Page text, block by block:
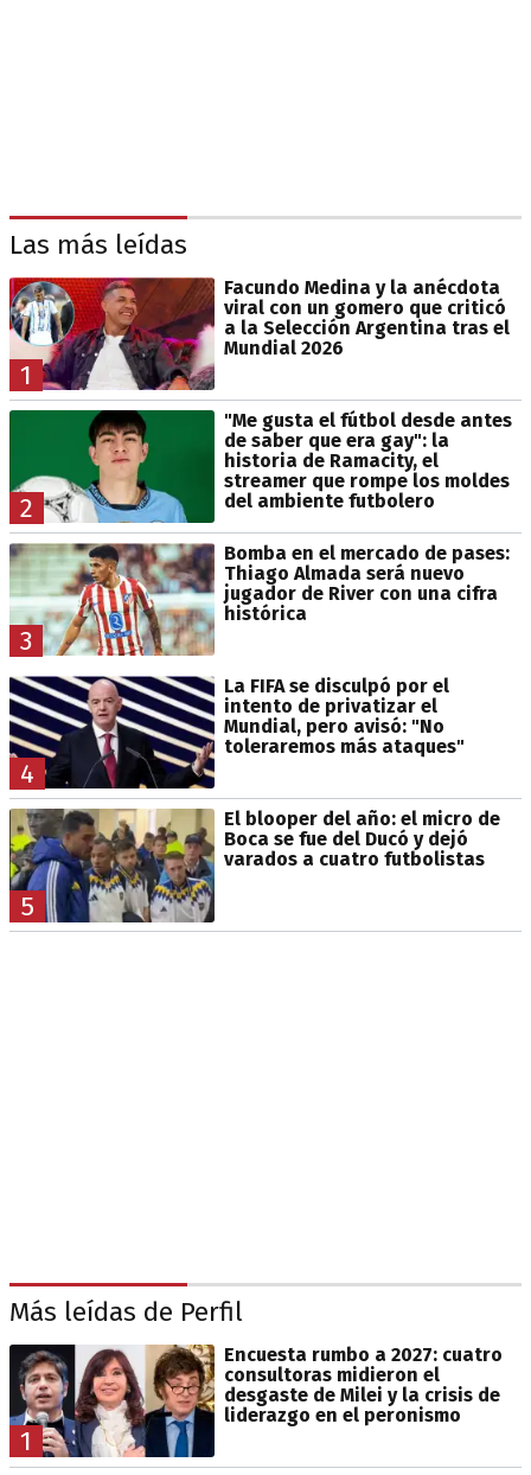
Las más leídas
1
Facundo Medina y la anécdota
viral con un gomero que criticó
a la Selección Argentina tras el
Mundial 2026
2
"Me gusta el fútbol desde antes
de saber que era gay": la
historia de Ramacity, el
streamer que rompe los moldes
del ambiente futbolero
3
Bomba en el mercado de pases:
Thiago Almada será nuevo
jugador de River con una cifra
histórica
4
La FIFA se disculpó por el
intento de privatizar el
Mundial, pero avisó: "No
toleraremos más ataques"
5
El blooper del año: el micro de
Boca se fue del Ducó y dejó
varados a cuatro futbolistas
Más leídas de Perfil
1
Encuesta rumbo a 2027: cuatro
consultoras midieron el
desgaste de Milei y la crisis de
liderazgo en el peronismo